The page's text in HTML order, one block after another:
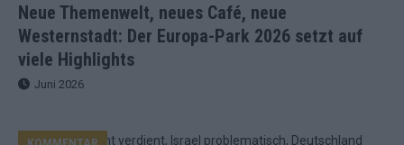
Neue Themenwelt, neues Café, neue
Westernstadt: Der Europa-Park 2026 setzt auf
viele Highlights
Juni 2026